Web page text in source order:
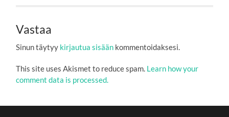
Vastaa
Sinun täytyy kirjautua sisään kommentoidaksesi.
This site uses Akismet to reduce spam. Learn how your
comment data is processed.